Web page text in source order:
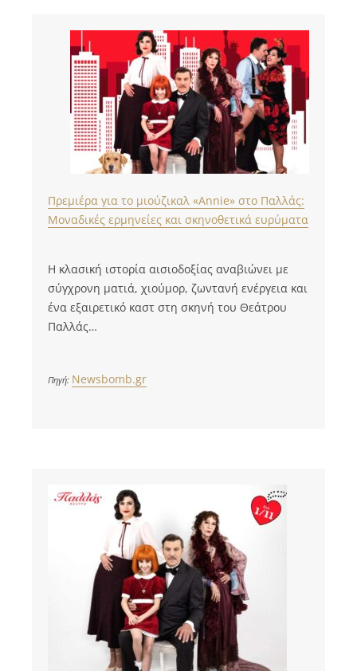
Πρεμιέρα για το μιούζικαλ «Annie» στο Παλλάς:
Μοναδικές ερμηνείες και σκηνοθετικά ευρύματα
Η κλασική ιστορία αισιοδοξίας αναβιώνει με
σύγχρονη ματιά, χιούμορ, ζωντανή ενέργεια και
ένα εξαιρετικό καστ στη σκηνή του Θεάτρου
Παλλάς…
Πηγή: Newsbomb.gr